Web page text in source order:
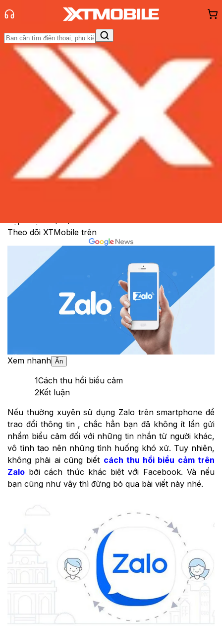
Trang chủ
Tin tức
Thủ thuật
Đánh Giá - Trên TaySo Sánh Tư vấnKhuyến
Hỏi đáp App - Game Thông báo
hàng - Sự kiện
Cách thu hồi biểu cảm trên Zalo để
tránh những tình huống khó xử
Cập nhật:26/05/2022
Theo dõi XTMobile trên
Xem nhanh Ẩn
1Cách thu hồi biều cảm
2Kết luận
Nếu thường xuyên sử dụng Zalo trên smartphone để
trao đổi thông tin , chắc hẳn bạn đã không ít lần gửi
nhầm biểu cảm đối với những tin nhắn từ người khác,
vô tình tạo nên những tình huống khó xử. Tuy nhiên,
không phải ai cũng biết cách thu hồi biểu cảm trên
Zalo bởi cách thức khác biệt với Facebook. Và nếu
bạn cũng như vậy thì đừng bỏ qua bài viết này nhé.